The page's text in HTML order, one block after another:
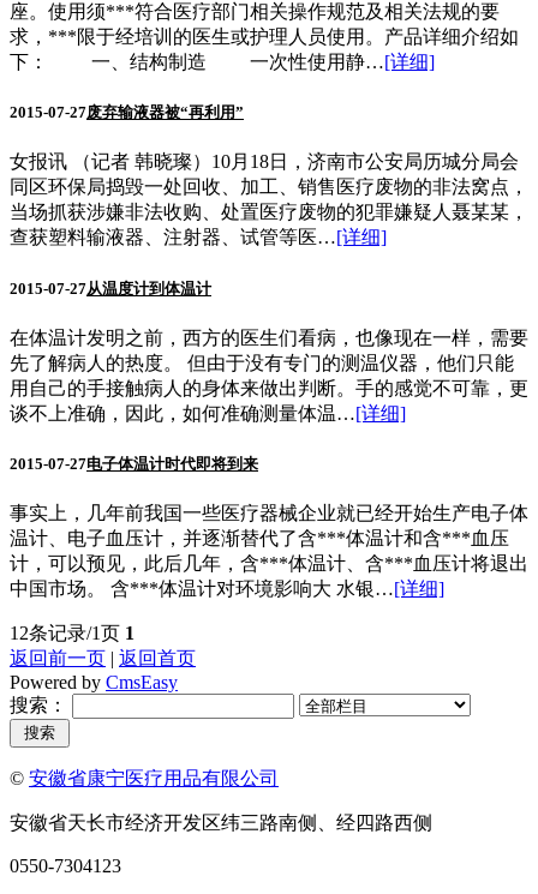
座。使用须***符合医疗部门相关操作规范及相关法规的要
求，***限于经培训的医生或护理人员使用。产品详细介绍如
下： 一、结构制造 一次性使用静…[详细]
2015-07-27废弃输液器被“再利用”
女报讯 （记者 韩晓璨）10月18日，济南市公安局历城分局会
同区环保局捣毁一处回收、加工、销售医疗废物的非法窝点，
当场抓获涉嫌非法收购、处置医疗废物的犯罪嫌疑人聂某某，
查获塑料输液器、注射器、试管等医…[详细]
2015-07-27从温度计到体温计
在体温计发明之前，西方的医生们看病，也像现在一样，需要
先了解病人的热度。 但由于没有专门的测温仪器，他们只能
用自己的手接触病人的身体来做出判断。手的感觉不可靠，更
谈不上准确，因此，如何准确测量体温…[详细]
2015-07-27电子体温计时代即将到来
事实上，几年前我国一些医疗器械企业就已经开始生产电子体
温计、电子血压计，并逐渐替代了含***体温计和含***血压
计，可以预见，此后几年，含***体温计、含***血压计将退出
中国市场。 含***体温计对环境影响大 水银…[详细]
12条记录/1页 1
返回前一页 | 返回首页
Powered by CmsEasy
搜索：
© 安徽省康宁医疗用品有限公司
安徽省天长市经济开发区纬三路南侧、经四路西侧
0550-7304123